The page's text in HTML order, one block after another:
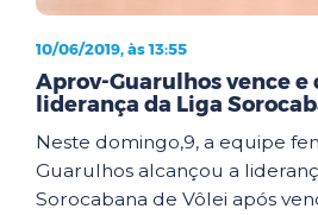
10/06/2019, às 13:55
Aprov-Guarulhos vence e
liderança da Liga
Neste domingo,9, a equipe
Guarulhos alcançou a
Sorocabana de Vôlei após